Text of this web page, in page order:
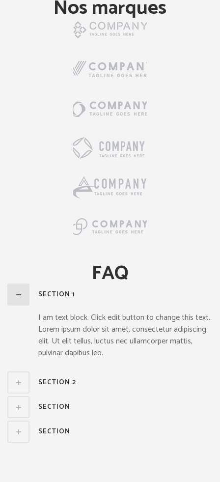
Nos marques
FAQ
SECTION 1
I am text block. Click edit button to change this text.
Lorem ipsum dolor sit amet, consectetur adipiscing
elit. Ut elit tellus, luctus nec ullamcorper mattis,
pulvinar dapibus leo.
SECTION 2
SECTION
SECTION